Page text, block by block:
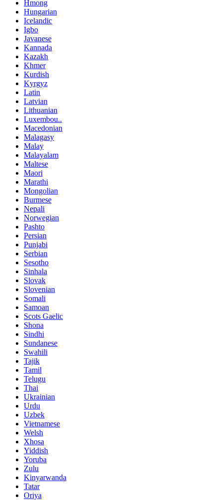
Hmong
Hungarian
Icelandic
Igbo
Javanese
Kannada
Kazakh
Khmer
Kurdish
Kyrgyz
Latin
Latvian
Lithuanian
Luxembou..
Macedonian
Malagasy
Malay
Malayalam
Maltese
Maori
Marathi
Mongolian
Burmese
Nepali
Norwegian
Pashto
Persian
Punjabi
Serbian
Sesotho
Sinhala
Slovak
Slovenian
Somali
Samoan
Scots Gaelic
Shona
Sindhi
Sundanese
Swahili
Tajik
Tamil
Telugu
Thai
Ukrainian
Urdu
Uzbek
Vietnamese
Welsh
Xhosa
Yiddish
Yoruba
Zulu
Kinyarwanda
Tatar
Oriya